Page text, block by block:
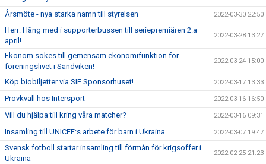
Årsmöte - nya starka namn till styrelsen 2022-03-30 22:50
Herr: Häng med i supporterbussen till seriepremiären 2:a
april!
2022-03-28 13:27
Ekonom sökes till gemensam ekonomifunktion för
föreningslivet i Sandviken!
2022-03-24 15:00
Köp biobiljetter via SIF Sponsorhuset! 2022-03-17 13:33
Provkväll hos Intersport 2022-03-16 16:50
Vill du hjälpa till kring våra matcher? 2022-03-16 09:31
Insamling till UNICEF:s arbete för barn i Ukraina 2022-03-07 19:47
Svensk fotboll startar insamling till förmån för krigsoffer i
Ukraina
2022-02-25 21:23